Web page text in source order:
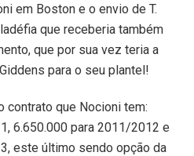
em Boston e o envio de T.
que receberia também
que por sua vez teria a
para o seu plantel!
contrato que Nocioni tem:
6.650.000 para 2011/2012 e
este último sendo opção da